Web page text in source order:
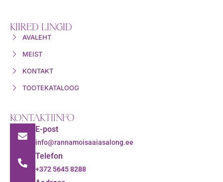
KIIRED LINGID
AVALEHT
MEIST
KONTAKT
TOOTEKATALOOG
KONTAKTIINFO
E-post
info@rannamoisaaiasalong.ee
Telefon
+372 5645 8288